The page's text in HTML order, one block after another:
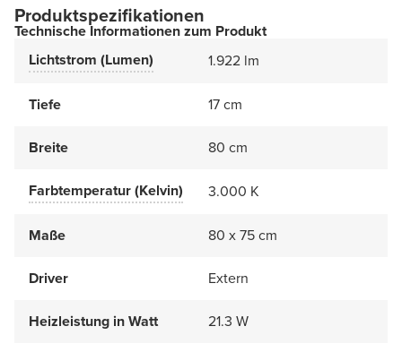
Produktspezifikationen
Technische Informationen zum Produkt
Lichtstrom (Lumen)
1.922 lm
Tiefe 17 cm
Breite 80 cm
Farbtemperatur (Kelvin) 3.000 K
Maße 80 x 75 cm
Driver Extern
Heizleistung in Watt 21.3 W